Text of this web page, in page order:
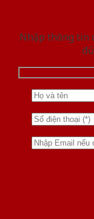
Nhập thông tin